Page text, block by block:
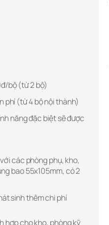
bộ (từ 2 bộ)
phí (từ 4 bộ nội thành)
năng đặc biệt sẽ được
các phòng phụ, kho,
bao 55x105mm, có 2
sinh thêm chi phí
hợp cho kho, phòng kỹ